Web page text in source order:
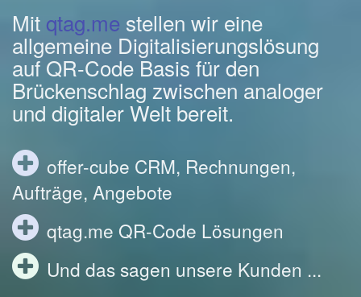
Mit qtag.me stellen wir eine
allgemeine Digitalisierungslösung
auf QR-Code Basis für den
Brückenschlag zwischen analoger
und digitaler Welt bereit.
offer-cube CRM, Rechnungen,
Aufträge, Angebote
qtag.me QR-Code Lösungen
Und das sagen unsere Kunden ...